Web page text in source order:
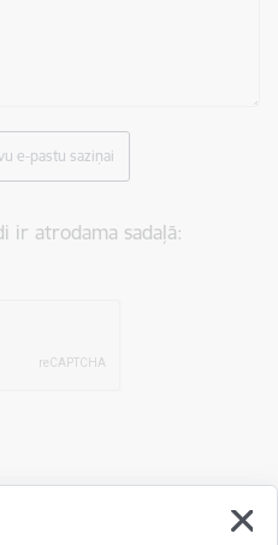
e-pastu saziņai
ir atrodama sadaļā: